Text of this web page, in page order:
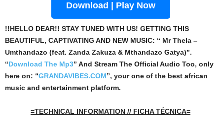
Download | Play Now
!!HELLO DEAR!! STAY TUNED WITH US! GETTING THIS
BEAUTIFUL, CAPTIVATING AND NEW MUSIC: “ Mr Thela –
Umthandazo (feat. Zanda Zakuza & Mthandazo Gatya)”.
“Download The Mp3” And Stream The Official Audio Too, only
here on: “GRANDAVIBES.COM”, your one of the best african
music and entertainment platform.
=TECHNICAL INFORMATION // FICHA TÉCNICA=